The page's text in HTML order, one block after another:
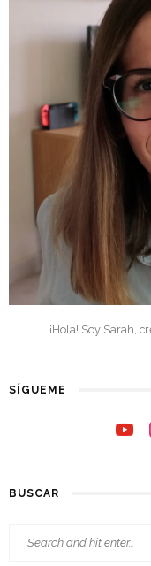
¡Hola! Soy Sarah,
SÍGUEME
BUSCAR